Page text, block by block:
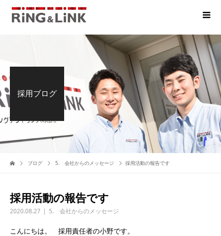
採用ブログ
ブログ 5. 会社からのメッセージ 採用活動の報告です
採用活動の報告です
2020.08.27 5. 会社からのメッセージ
こんにちは。 採用責任者の小野です。